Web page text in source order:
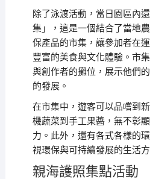
除了泳渡活動，當日園區內
集」，這是一個結合了當地
保產品的市集，讓參加者在
豐富的美食與文化體驗。市
與創作者的攤位，展示他們
的發展。
在市集中，遊客可以品嚐到
機蔬菜到手工果醬，無不彰
力。此外，還有各式各樣的
視環保與可持續發展的生活方
親海護照集點活動